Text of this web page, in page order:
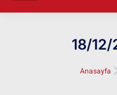
18/
Anasayfa